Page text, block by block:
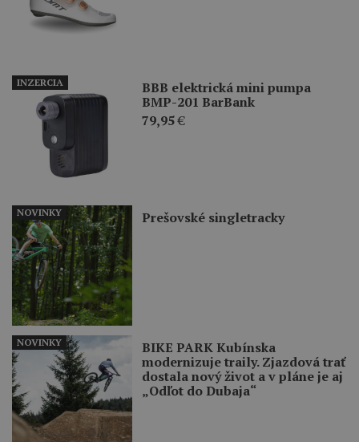
BBB elektrická mini pumpa
BMP-201 BarBank
79,95€
INZERCIA
Prešovské singletracky
NOVINKY
BIKE PARK Kubínska
modernizuje traily. Zjazdová trať
dostala nový život a v pláne je aj
„Odľot do Dubaja“
NOVINKY